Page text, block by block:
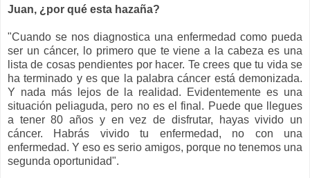
Juan, ¿por qué esta hazaña?
"Cuando se nos diagnostica una enfermedad como pueda
ser un cáncer, lo primero que te viene a la cabeza es una
lista de cosas pendientes por hacer. Te crees que tu vida se
ha terminado y es que la palabra cáncer está demonizada.
Y nada más lejos de la realidad. Evidentemente es una
situación peliaguda, pero no es el final. Puede que llegues
a tener 80 años y en vez de disfrutar, hayas vivido un
cáncer. Habrás vivido tu enfermedad, no con una
enfermedad. Y eso es serio amigos, porque no tenemos una
segunda oportunidad".